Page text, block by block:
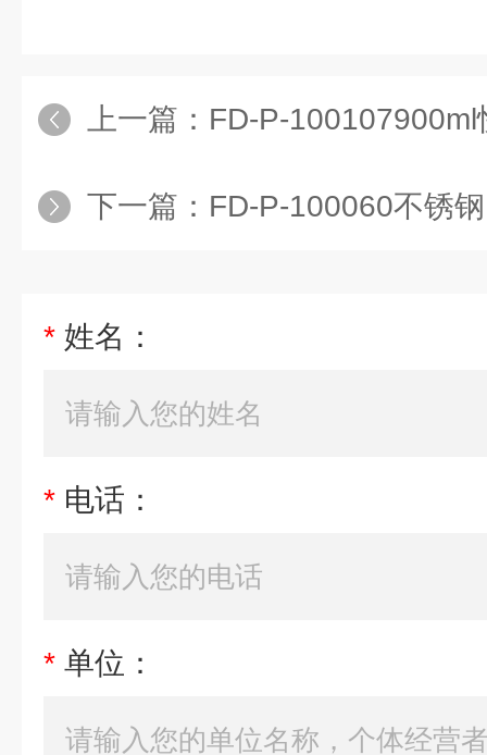
上一篇： FD-P-100107900ml
下一篇： FD-P-100060不锈
* 姓名：
* 电话：
* 单位：